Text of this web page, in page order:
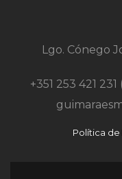
Lgo. Cónego
+351 253 421
Política